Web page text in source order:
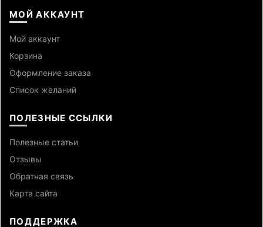
МОЙ АККАУНТ
Мой аккаунт
Корзина
Оформление заказа
Список желаний
ПОЛЕЗНЫЕ ССЫЛКИ
Полезные статьи
Отзывы
Обратная связь
Карта сайта
ПОДДЕРЖКА